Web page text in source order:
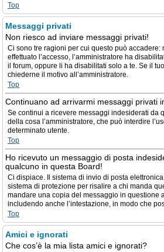
Top
Messaggi privati
Non riesco ad inviare messaggi privati!
Ci sono tre ragioni per cui questo può accadere:
effettuato l’accesso, l’amministratore ha
il forum, oppure li ha disabilitati solo a te. Se il
chiederne il motivo all’amministratore.
Top
Continuano ad arrivarmi messaggi privati
Se continui a ricevere messaggi indesiderati da
della cosa l’amministratore, che può interdire
determinato utente.
Top
Ho ricevuto un messaggio di posta
qualcuno in questa Board!
Ci dispiace. Il sistema di invio di posta
sistema di protezione per risalire a chi manda
mandare una copia del messaggio in questione
includendo anche l’intestazione, in modo che
Top
Amici e ignorati
Che cos’è la mia lista amici e ignorati?